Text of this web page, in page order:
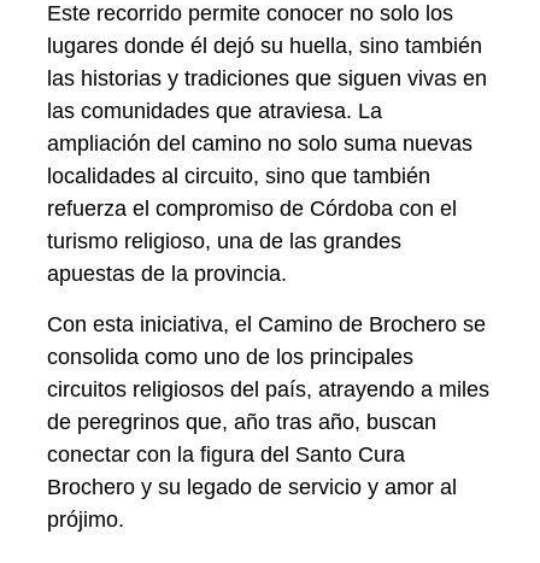
Este recorrido permite conocer no solo los
lugares donde él dejó su huella, sino también
las historias y tradiciones que siguen vivas en
las comunidades que atraviesa. La
ampliación del camino no solo suma nuevas
localidades al circuito, sino que también
refuerza el compromiso de Córdoba con el
turismo religioso, una de las grandes
apuestas de la provincia.
Con esta iniciativa, el Camino de Brochero se
consolida como uno de los principales
circuitos religiosos del país, atrayendo a miles
de peregrinos que, año tras año, buscan
conectar con la figura del Santo Cura
Brochero y su legado de servicio y amor al
prójimo.